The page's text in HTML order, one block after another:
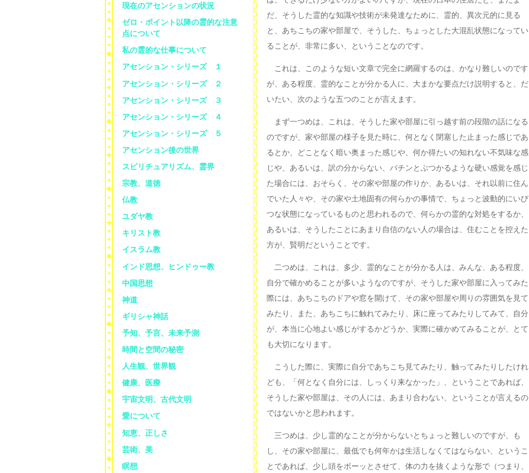
だ、そうした霊的な知識や技術が未発達なために、霊的、異次元的に見る
と、あちこちの家や部屋で、そうした、ちょっとした大混乱状態になってい
ることが、非常に多い、ということなのです。
これは、このような短い文章で完全に網羅するのは、かなり難しいのです
が、ある程度、霊的なことが分かる人に、大まかな要点だけ説明すると、だ
いたい、次のような五つのことが言えます。
まず一つめは、これは、そうした家や部屋に引っ越す前の段階の話になる
のですが、家や部屋の様子を見た時に、何となく閉塞した止まった感じであ
るとか、どことなく暗い奥まった感じや、何か得たいの知れない不気味な感
じや、あるいは、訳の分からない、バチンとぶつかるような硬い感覚を感じ
た場合には、おそらく、その家や部屋の作りか、あるいは、それ以前に住ん
でいた人々や、その家や土地固有の何らかの事情で、ちょっと波動的にいび
つな状態になっているものと思われるので、何らかの霊的な対処をするか、
あるいは、そうしたことにあまり自信のない人の場合は、住むことを控えた
方が、賢明だということです。
二つめは、これは、多少、霊的なことが分かる人は、みんな、ある程度、
自分で確かめることが多いようなのですが、そうした家や部屋に入ってみた
際には、あちこちのドアや窓を開けて、その家や部屋や周りの雰囲気を見て
みたり、また、あちこちに触れてみたり、床に座ってみたりしてみて、自分
が、本当に心地よい感じがするかどうか、実際に確かめてみることが、とて
も大切になります。
こうした際に、実際に自分であちこち見てみたり、触ってみたりしたけれ
ども、「何となく自分には、しっくり来なかった」、ということであれば、
そうした家や部屋は、その人には、あまり合わない、ということが言えるの
ではないかと思われます。
三つめは、少し霊的なことが分からないとちょっと難しいのですが、も
し、その家や部屋に、最低でも何年かは生活しなくてはならない、というこ
とであれば、少し頭をボーッとさせて、体の力を抜くような形で（つまり、
現在のアセンションの状況
ゼロ・ポイント以降の霊的な注意
点について
私の霊的な仕事について
アセンション・シリーズ １
アセンション・シリーズ ２
アセンション・シリーズ ３
アセンション・シリーズ ４
アセンション・シリーズ ５
アセンション後の世界
スピリチュアリズム、霊界
宗教、道徳
仏教
ユダヤ教
キリスト教
イスラム教
インド思想、ヒンドゥー教
中国思想
神道
ギリシャ神話
予知、予言、未来予測
時間と空間の秘密
人生観、世界観
健康、医療
宇宙文明、古代文明
愛について
知恵、正しさ
芸術、美
瞑想